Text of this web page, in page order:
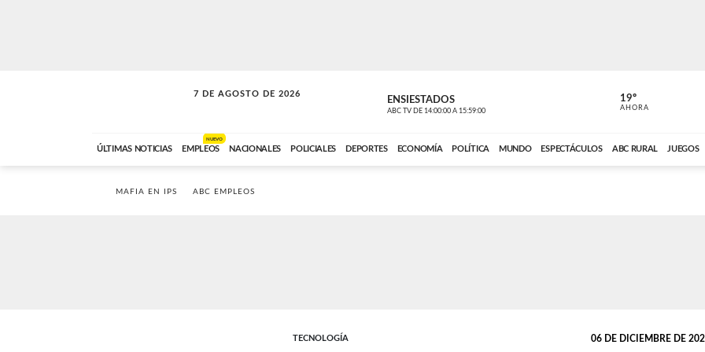
7 DE AGOSTO DE 2026
VITAMINAS ENSIESTADOS
ABC TV DE 14:00:00 A 15:59:00 ABC CARDINAL
19º
AHORA
ÚLTIMAS NOTICIAS EMPLEOS
NUEVO
NACIONALES POLICIALES DEPORTES ECONOMÍA POLÍTICA MUNDO ESPECTÁCULOS ABC RURAL JUEGOS
MAFIA EN IPS ABC EMPLEOS
TECNOLOGÍA 06 DE DICIEMBRE DE